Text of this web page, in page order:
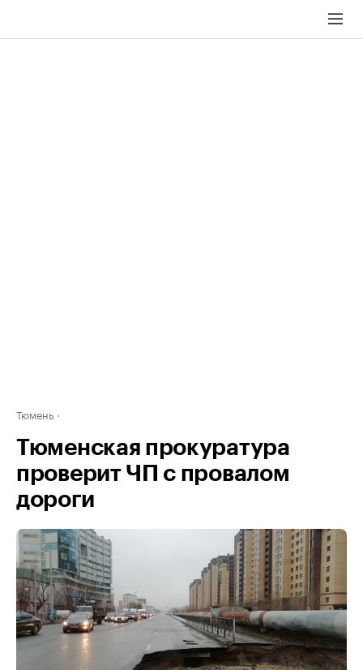
Тюмень
Тюменская прокуратура
проверит ЧП с провалом
дороги